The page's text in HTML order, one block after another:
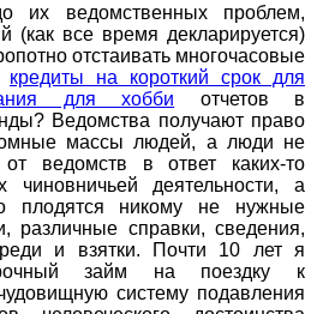
их ведомственных проблем,
(как все время декларируется)
отстаивать многочасовые
кредиты на короткий срок для
для хобби отчетов в
Ведомства получают право
массы людей, а люди не
от ведомств в ответ каких-то
чиновничьей деятельности, а
плодятся никому не нужные
различные справки, сведения,
и взятки. Почти 10 лет я
займ на поездку к
систему подавления